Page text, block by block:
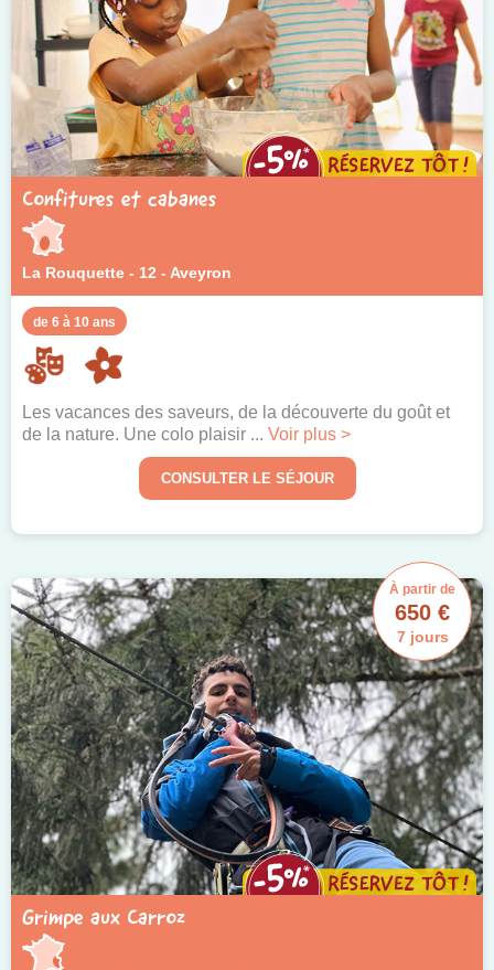
Confitures et cabanes
La Rouquette - 12 - Aveyron
de 6 à 10 ans
Les vacances des saveurs, de la découverte du goût et
de la nature. Une colo plaisir ... Voir plus >
CONSULTER LE SÉJOUR
Grimpe aux Carroz
À partir de
650 €
7 jours